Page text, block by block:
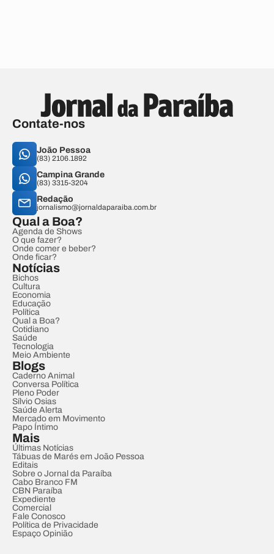
Contate-nos
João Pessoa
(83) 2106.1892
Campina Grande
(83) 3315-3204
Redação
jornalismo@jornaldaparaiba.com.br
Qual a Boa?
Agenda de Shows
O que fazer?
Onde comer e beber?
Onde ficar?
Notícias
Bichos
Cultura
Economia
Educação
Política
Qual a Boa?
Cotidiano
Saúde
Tecnologia
Meio Ambiente
Blogs
Caderno Animal
Conversa Política
Pleno Poder
Sílvio Osias
Saúde Alerta
Mercado em Movimento
Papo Íntimo
Mais
Últimas Notícias
Tábuas de Marés em João Pessoa
Editais
Sobre o Jornal da Paraíba
Cabo Branco FM
CBN Paraíba
Expediente
Comercial
Fale Conosco
Política de Privacidade
Espaço Opinião